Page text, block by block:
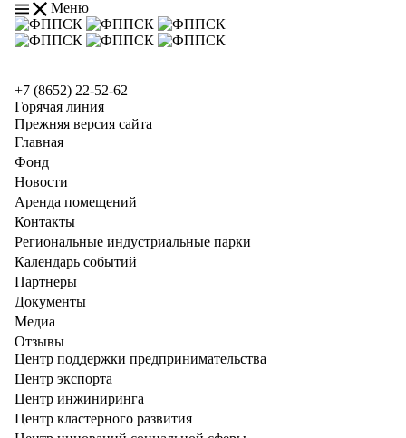
Меню
+7 (8652) 22-52-62
Горячая линия
Прежняя версия сайта
Главная
Фонд
Новости
Аренда помещений
Контакты
Региональные индустриальные парки
Календарь событий
Партнеры
Документы
Медиа
Отзывы
Центр поддержки предпринимательства
Центр экспорта
Центр инжиниринга
Центр кластерного развития